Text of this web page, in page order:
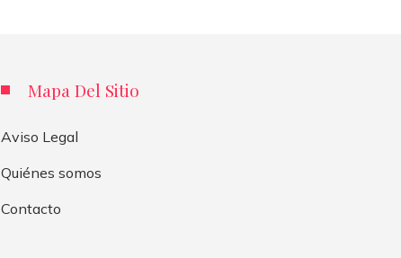
Mapa Del Sitio
Aviso Legal
Quiénes somos
Contacto